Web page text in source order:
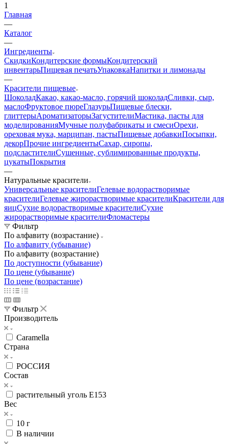
1
Главная
—
Каталог
—
Ингредиенты
СкидкиКондитерские формыКондитерский
инвентарьПищевая печатьУпаковкаНапитки и лимонады
—
Красители пищевые
ШоколадКакао, какао-масло, горячий шоколадСливки, сыр,
маслоФруктовое пюреГлазурьПищевые блески,
глиттерыАроматизаторыЗагустителиМастика, пасты для
моделированияМучные полуфабрикаты и смесиОрехи,
ореховая мука, марципан, пастыПищевые добавкиПосыпки,
декорПрочие ингредиентыСахар, сиропы,
подсластителиСушенные, сублимированные продукты,
цукатыПокрытия
—
Натуральные красители
Универсальные красителиГелевые водорастворимые
красителиГелевые жирорастворимые красителиКрасители для
яицСухие водорастворимые красителиСухие
жирорастворимые красителиФломастеры
Фильтр
По алфавиту (возрастание)
По алфавиту (убывание)
По алфавиту (возрастание)
По доступности (убывание)
По цене (убывание)
По цене (возрастание)
Фильтр
Производитель
Caramella
Страна
РОССИЯ
Состав
растительный уголь Е153
Вес
10 г
В наличии